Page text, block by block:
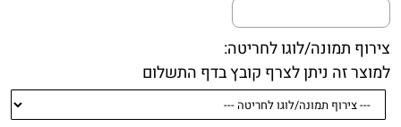
צירוף תמונה/לוגו לחריטה:
למוצר זה ניתן לצרף קובץ בדף התשלום